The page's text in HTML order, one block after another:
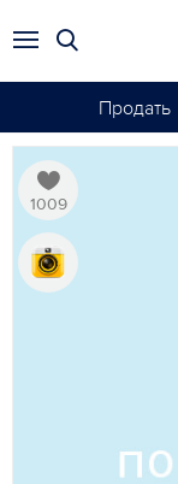
Продать
1009